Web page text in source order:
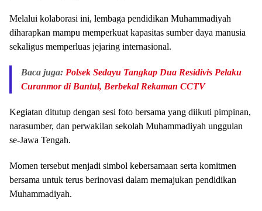
Melalui kolaborasi ini, lembaga pendidikan Muhammadiyah
diharapkan mampu memperkuat kapasitas sumber daya manusia
sekaligus memperluas jejaring internasional.
Baca juga: Polsek Sedayu Tangkap Dua Residivis Pelaku
Curanmor di Bantul, Berbekal Rekaman CCTV
Kegiatan ditutup dengan sesi foto bersama yang diikuti pimpinan,
narasumber, dan perwakilan sekolah Muhammadiyah unggulan
se-Jawa Tengah.
Momen tersebut menjadi simbol kebersamaan serta komitmen
bersama untuk terus berinovasi dalam memajukan pendidikan
Muhammadiyah.